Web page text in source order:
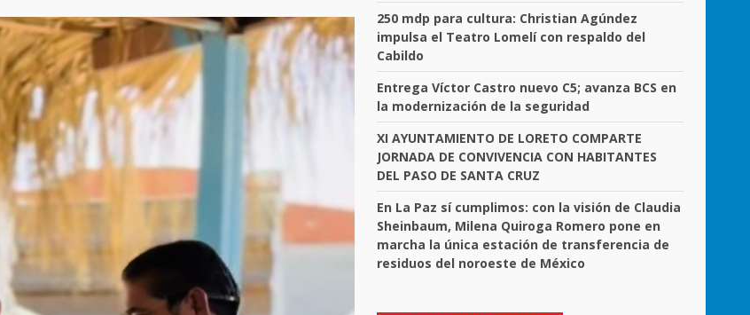
250 mdp para cultura: Christian Agúndez
impulsa el Teatro Lomelí con respaldo del
Cabildo
Entrega Víctor Castro nuevo C5; avanza BCS en
la modernización de la seguridad
XI AYUNTAMIENTO DE LORETO COMPARTE
JORNADA DE CONVIVENCIA CON HABITANTES
DEL PASO DE SANTA CRUZ
En La Paz sí cumplimos: con la visión de Claudia
Sheinbaum, Milena Quiroga Romero pone en
marcha la única estación de transferencia de
residuos del noroeste de México